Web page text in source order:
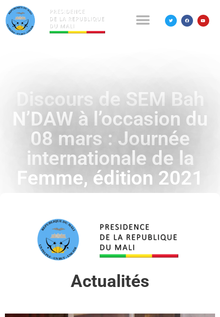
Discours de SEM Bah
N’DAW à l’occasion du
08 mars : Journée
internationale de la
Femme, édition 2021
Actualités